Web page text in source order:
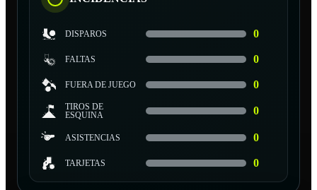
DISPAROS 0
FALTAS 0
FUERA DE JUEGO 0
TIROS DE
ESQUINA
0
ASISTENCIAS 0
TARJETAS 0